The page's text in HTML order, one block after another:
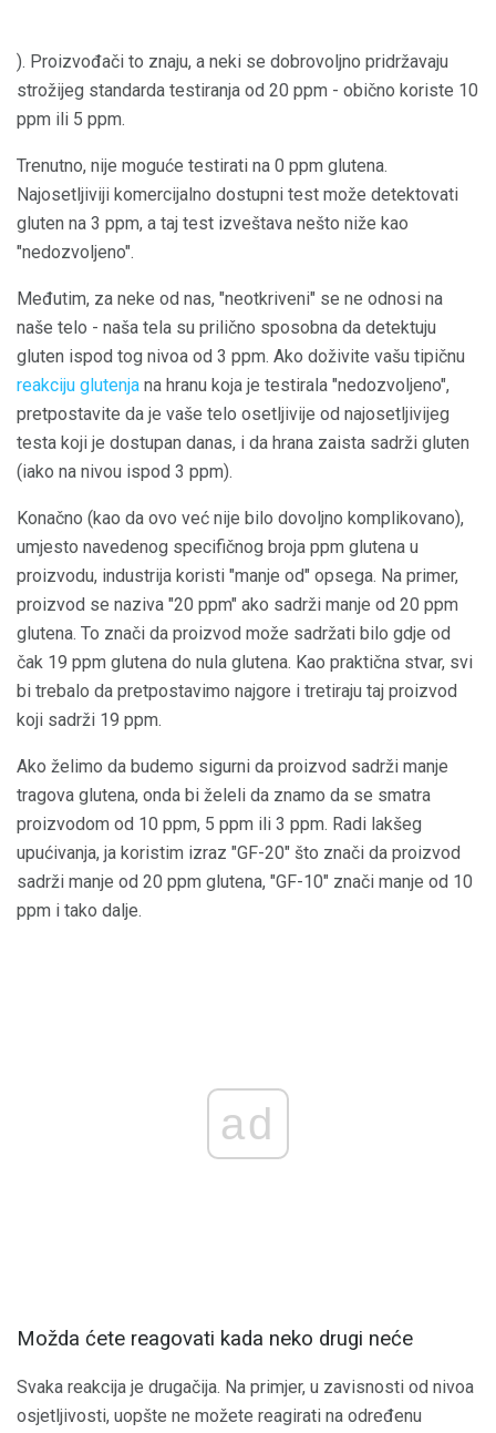
). Proizvođači to znaju, a neki se dobrovoljno pridržavaju
strožijeg standarda testiranja od 20 ppm - obično koriste 10
ppm ili 5 ppm.
Trenutno, nije moguće testirati na 0 ppm glutena.
Najosetljiviji komercijalno dostupni test može detektovati
gluten na 3 ppm, a taj test izveštava nešto niže kao
"nedozvoljeno".
Međutim, za neke od nas, "neotkriveni" se ne odnosi na
naše telo - naša tela su prilično sposobna da detektuju
gluten ispod tog nivoa od 3 ppm. Ako doživite vašu tipičnu
reakciju glutenja na hranu koja je testirala "nedozvoljeno",
pretpostavite da je vaše telo osetljivije od najosetljivijeg
testa koji je dostupan danas, i da hrana zaista sadrži gluten
(iako na nivou ispod 3 ppm).
Konačno (kao da ovo već nije bilo dovoljno komplikovano),
umjesto navedenog specifičnog broja ppm glutena u
proizvodu, industrija koristi "manje od" opsega. Na primer,
proizvod se naziva "20 ppm" ako sadrži manje od 20 ppm
glutena. To znači da proizvod može sadržati bilo gdje od
čak 19 ppm glutena do nula glutena. Kao praktična stvar, svi
bi trebalo da pretpostavimo najgore i tretiraju taj proizvod
koji sadrži 19 ppm.
Ako želimo da budemo sigurni da proizvod sadrži manje
tragova glutena, onda bi želeli da znamo da se smatra
proizvodom od 10 ppm, 5 ppm ili 3 ppm. Radi lakšeg
upućivanja, ja koristim izraz "GF-20" što znači da proizvod
sadrži manje od 20 ppm glutena, "GF-10" znači manje od 10
ppm i tako dalje.
ad
Možda ćete reagovati kada neko drugi neće
Svaka reakcija je drugačija. Na primjer, u zavisnosti od nivoa
osjetljivosti, uopšte ne možete reagirati na određenu